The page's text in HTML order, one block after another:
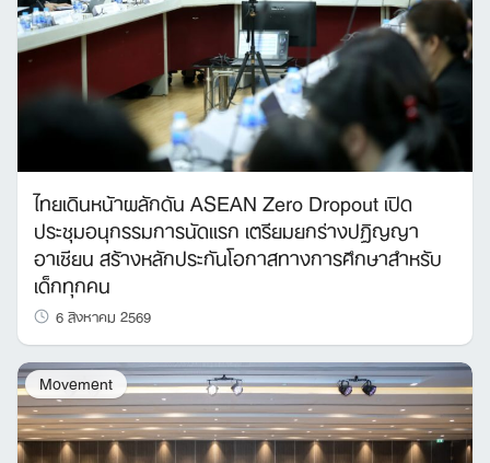
Search
for:
ไทยเดินหน้าผลักดัน ASEAN Zero Dropout เปิด
ประชุมอนุกรรมการนัดแรก เตรียมยกร่างปฏิญญา
อาเซียน สร้างหลักประกันโอกาสทางการศึกษาสำหรับ
เด็กทุกคน
6 สิงหาคม 2569
Movement